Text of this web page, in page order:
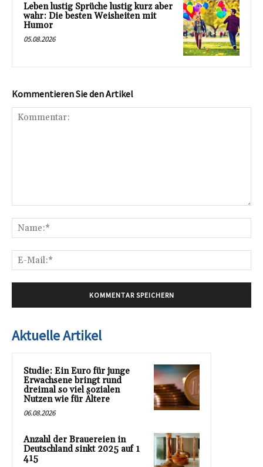
Leben lustig Sprüche lustig kurz aber
wahr: Die besten Weisheiten mit
Humor
05.08.2026
Kommentieren Sie den Artikel
Aktuelle Artikel
Studie: Ein Euro für junge
Erwachsene bringt rund
dreimal so viel sozialen
Nutzen wie für Ältere
06.08.2026
Anzahl der Brauereien in
Deutschland sinkt 2025 auf 1
415